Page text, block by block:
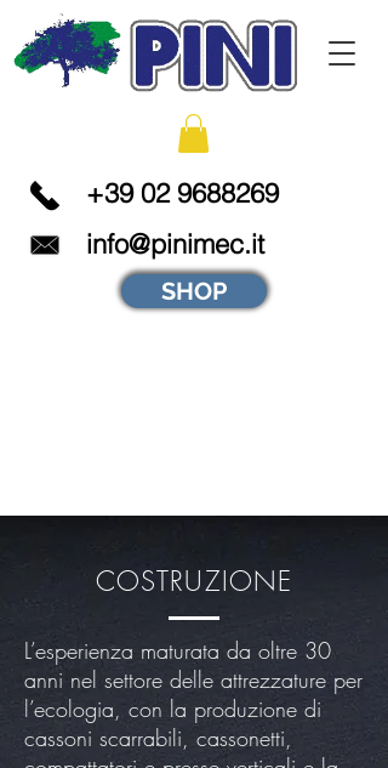
+39 02 9688269
info@pinimec.it
SHOP
COSTRUZIONE
L’esperienza maturata da oltre 30
anni nel settore delle attrezzature per
l’ecologia, con la produzione di
cassoni scarrabili, cassonetti,